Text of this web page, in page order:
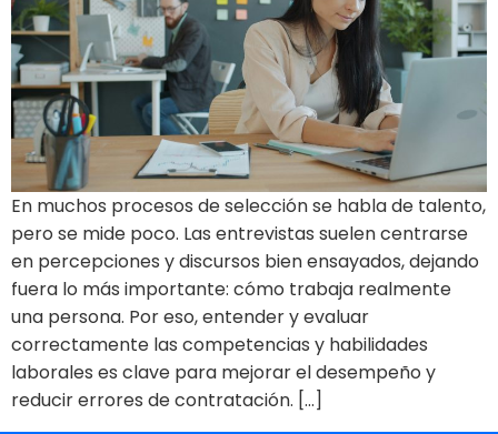
En muchos procesos de selección se habla de talento,
pero se mide poco. Las entrevistas suelen centrarse
en percepciones y discursos bien ensayados, dejando
fuera lo más importante: cómo trabaja realmente
una persona. Por eso, entender y evaluar
correctamente las competencias y habilidades
laborales es clave para mejorar el desempeño y
reducir errores de contratación. […]